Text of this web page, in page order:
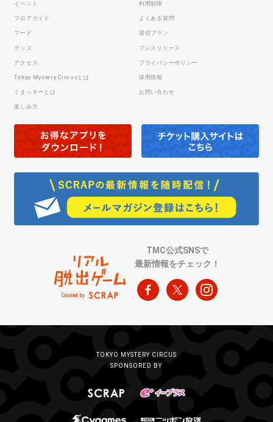
イベント
フロアガイド
フード
グッズ
アクセス
Tokyo Mystery Circusとは
くまっキーとは
楽しみ方
利用制限
よくある質問
貸切プラン
プレスリリース
プライバシーポリシー
採用情報
お問い合わせ
TMC公式SNSで
最新情報をチェック！
TOKYO MYSTERY CIRCUS
SPONSORED BY